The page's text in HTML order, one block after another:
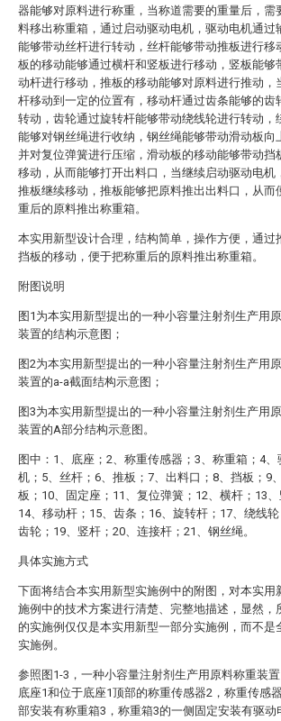
器能够对原料进行称重，当称道需要的重量后，需
料移出称重箱，通过启动驱动电机，驱动电机通过
能够带动丝杆进行转动，丝杆能够带动推板进行移
板的移动能够通过横杆和竖板进行移动，竖板能够
动杆进行移动，推板的移动能够对原料进行推动，
杆移动到一定的位置有，移动杆通过齿条能够的齿
转动，齿轮通过旋转杆能够带动绕线轮进行转动，
能够对钢丝绳进行收纳，钢丝绳能够带动滑动板向
并对复位弹簧进行压缩，滑动板的移动能够带动挡
移动，从而能够打开出料口，当继续启动驱动电机
推板继续移动，推板能够把原料推出出料口，从而
重后的原料推出称重箱。
本实用新型设计合理，结构简单，操作方便，通过
挡板的移动，便于把称重后的原料推出称重箱。
附图说明
图1为本实用新型提出的一种小容量注射剂生产用
装置的结构示意图；
图2为本实用新型提出的一种小容量注射剂生产用
装置的a-a截面结构示意图；
图3为本实用新型提出的一种小容量注射剂生产用
装置的A部分结构示意图。
图中：1、底座；2、称重传感器；3、称重箱；4、
机；5、丝杆；6、推板；7、出料口；8、挡板；9
板；10、固定座；11、复位弹簧；12、横杆；13、
14、移动杆；15、齿条；16、旋转杆；17、绕线轮
齿轮；19、竖杆；20、连接杆；21、钢丝绳。
具体实施方式
下面将结合本实用新型实施例中的附图，对本实用
施例中的技术方案进行清楚、完整地描述，显然，
的实施例仅仅是本实用新型一部分实施例，而不是
实施例。
参照图1-3，一种小容量注射剂生产用原料称重装
底座1和位于底座1顶部的称重传感器2，称重传感
部安装有称重箱3，称重箱3的一侧固定安装有驱动